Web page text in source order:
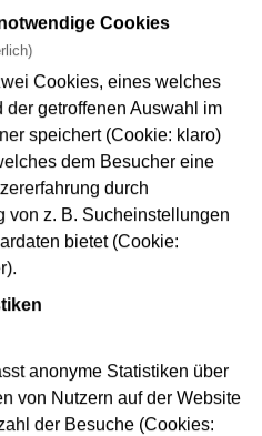
Allee: Weitere
in der
Allee bis
Ende
in vergangenen
(
haben sich die
die für den
der Baustraße sowie…
Cookies
Cookies, eines welches
der getroffenen Auswahl im
speichert (Cookie: klaro)
dem Besucher eine
durch
von z. B. Sucheinstellungen
bietet (Cookie:
anonyme Statistiken über
von Nutzern auf der Website
der Besuche (Cookies: